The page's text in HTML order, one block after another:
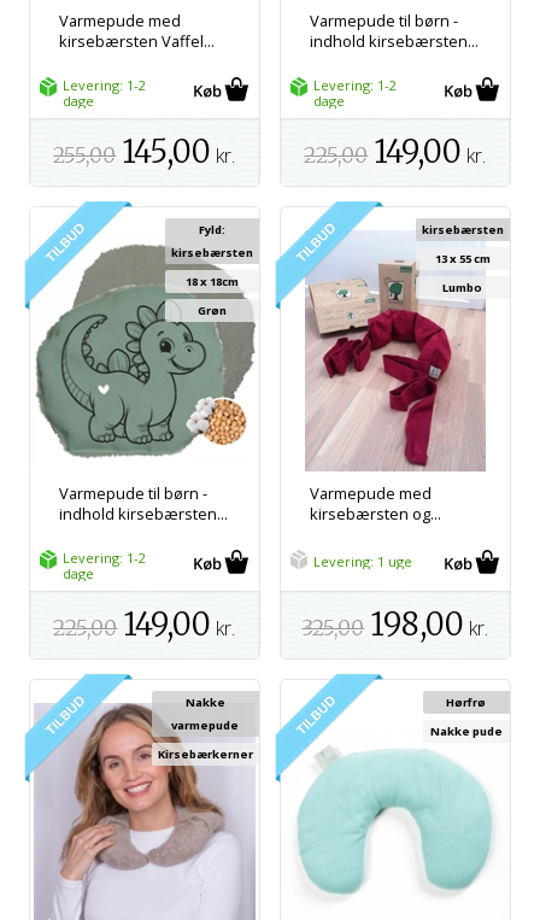
Varmepude med
kirsebærsten Vaffel...
Levering: 1-2
dage
255,00 145,00 kr.
Varmepude til børn -
indhold kirsebærsten...
Levering: 1-2
dage
225,00 149,00 kr.
Varmepude til børn -
indhold kirsebærsten...
Fyld:
kirsebærsten
18 x 18cm
Grøn
Levering: 1-2
dage
225,00 149,00 kr.
Varmepude med
kirsebærsten og...
kirsebærsten
13 x 55 cm
Lumbo
Levering: 1 uge
325,00 198,00 kr.
Nakke
varmepude
Kirsebærkerner
Hørfrø
Nakke pude